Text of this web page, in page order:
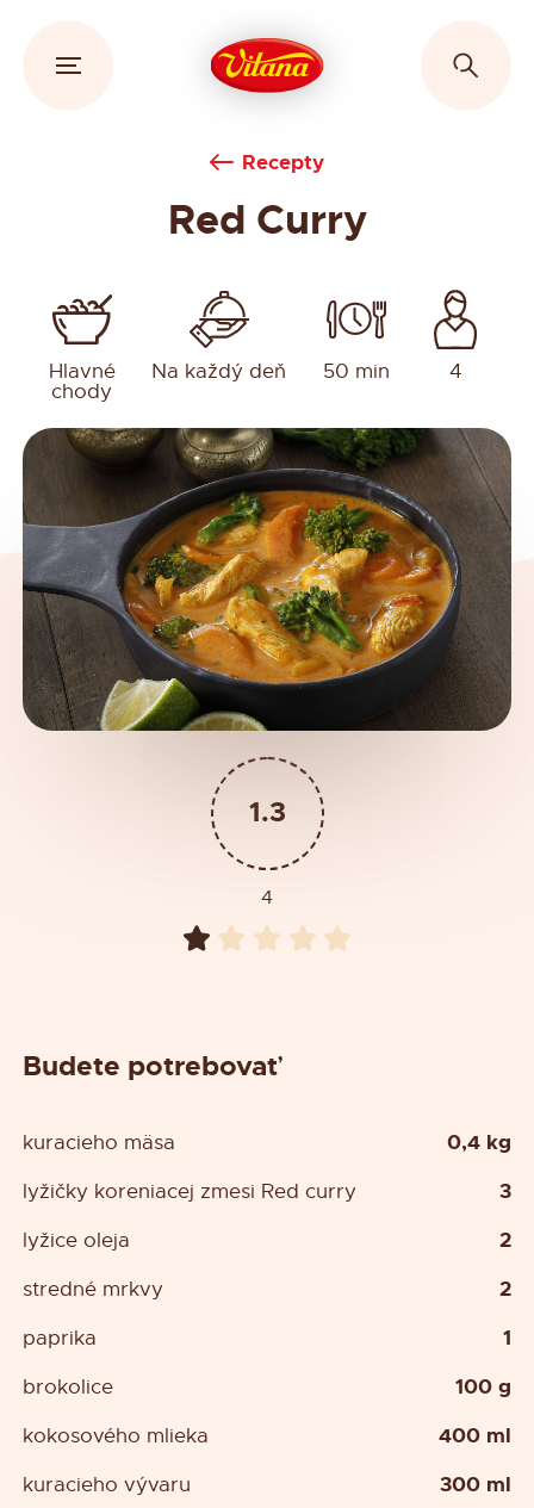
Recepty
Red Curry
Hlavné
chody
Na každý deň 50 min 4
1.3
4
Budete potrebovať
kuracieho mäsa 0,4 kg
lyžičky koreniacej zmesi Red curry 3
lyžice oleja 2
stredné mrkvy 2
paprika 1
brokolice 100 g
kokosového mlieka 400 ml
kuracieho vývaru 300 ml